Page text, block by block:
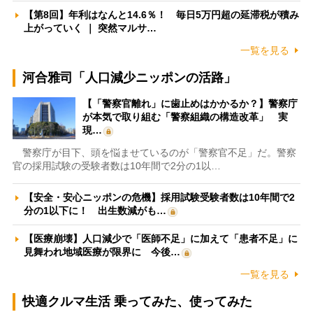
【第8回】年利はなんと14.6％！ 毎日5万円超の延滞税が積み
上がっていく ｜ 突然マルサ…
一覧を見る
河合雅司「人口減少ニッポンの活路」
【「警察官離れ」に歯止めはかかるか？】警察庁
が本気で取り組む「警察組織の構造改革」 実
現…
警察庁が目下、頭を悩ませているのが「警察官不足」だ。警察
官の採用試験の受験者数は10年間で2分の1以…
【安全・安心ニッポンの危機】採用試験受験者数は10年間で2
分の1以下に！ 出生数減がも…
【医療崩壊】人口減少で「医師不足」に加えて「患者不足」に
見舞われ地域医療が限界に 今後…
一覧を見る
快適クルマ生活 乗ってみた、使ってみた